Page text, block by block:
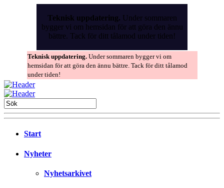
Teknisk uppdatering. Under sommaren
bygger vi om hemsidan för att göra den ännu
bättre. Tack för ditt tålamod under tiden!
Teknisk uppdatering. Under sommaren bygger vi om
hemsidan för att göra den ännu bättre. Tack för ditt tålamod
under tiden!
Start
Nyheter
Nyhetsarkivet